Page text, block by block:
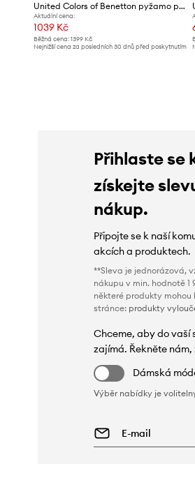
United Colors of Benetton pyžamo pánské bavlněné
Aktuální cena:
1039 Kč
Běžná cena: 1399 Kč
Nejnižší cena za posledních 30 dnů před poskytnutím
Přihlaste se
získejte
nákup.
Připojte se k naší
akcích a produktech.
**Sleva je jednorázová,
nákupu v min. hodnotě
některé produkty
stránce: produkty
Chceme, aby do vaší
zajímá. Řekněte
Dámská
Výběr nabídky je